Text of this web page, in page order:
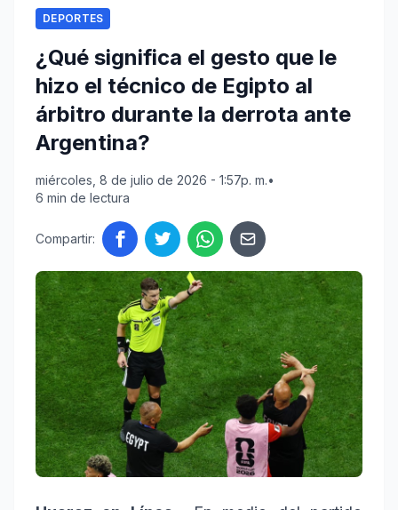
DEPORTES
¿Qué significa el gesto que le
hizo el técnico de Egipto al
árbitro durante la derrota ante
Argentina?
miércoles, 8 de julio de 2026 - 1:57p. m.•
6 min de lectura
Compartir: